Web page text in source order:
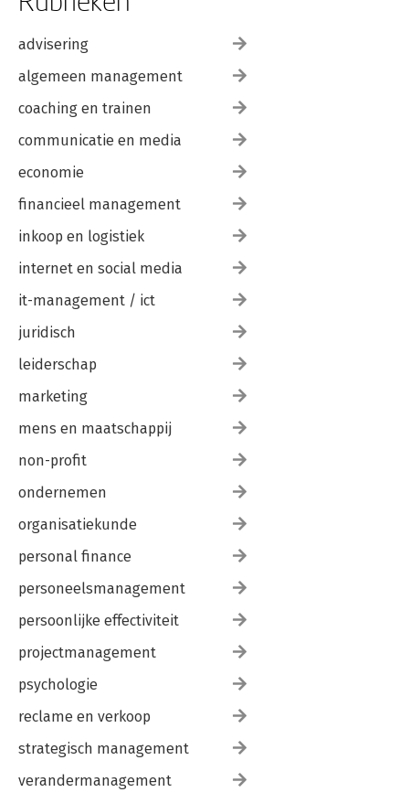
Houding en gedrag
Register
advisering
algemeen management
coaching en trainen
communicatie en media
economie
financieel management
inkoop en logistiek
internet en social media
it-management / ict
juridisch
leiderschap
marketing
mens en maatschappij
non-profit
ondernemen
organisatiekunde
personal finance
personeelsmanagement
persoonlijke effectiviteit
projectmanagement
psychologie
reclame en verkoop
strategisch management
verandermanagement